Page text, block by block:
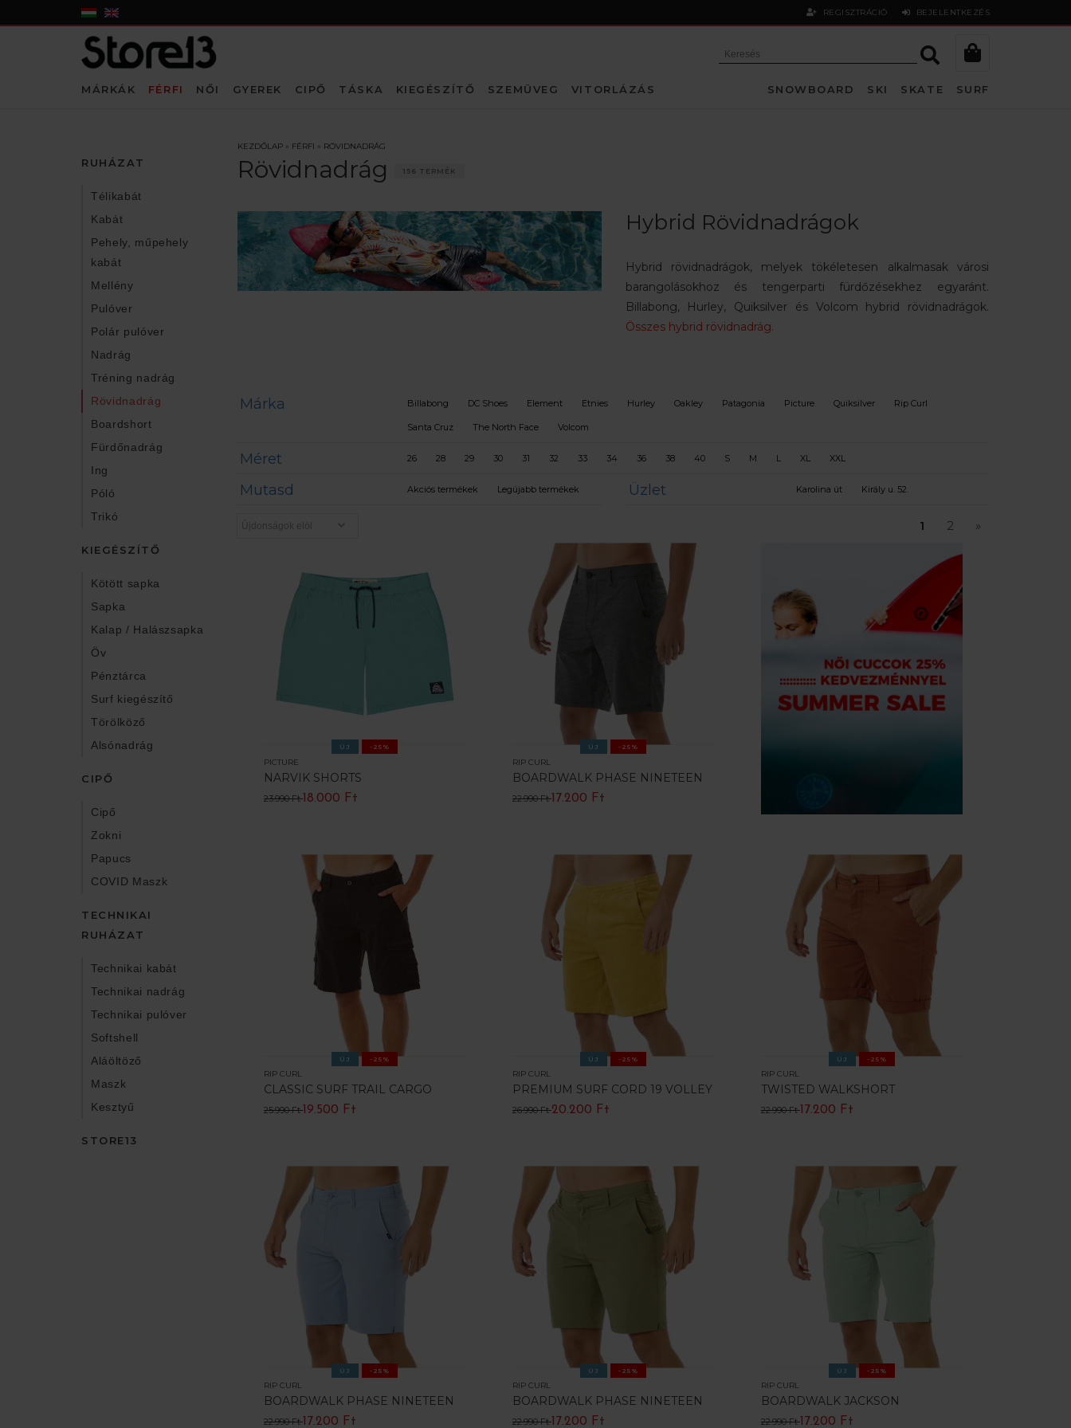
REGISZTRÁCIÓ BEJELENTKEZÉS
MÁRKÁK FÉRFI NŐI GYEREK CIPŐ TÁSKA KIEGÉSZÍTŐ SZEMÜVEG VITORLÁZÁS SNOWBOARD SKI SKATE SURF
RUHÁZAT
Télikabát
Kabát
Pehely, műpehely
kabát
Mellény
Pulóver
Polár pulóver
Nadrág
Tréning nadrág
Rövidnadrág
Boardshort
Fürdőnadrág
Ing
Póló
Trikó
KIEGÉSZÍTŐ
Kötött sapka
Sapka
Kalap / Halászsapka
Öv
Pénztárca
Surf kiegészítő
Törölköző
Alsónadrág
CIPŐ
Cipő
Zokni
Papucs
COVID Maszk
TECHNIKAI
RUHÁZAT
Technikai kabát
Technikai nadrág
Technikai pulóver
Softshell
Aláöltöző
Maszk
Kesztyű
STORE13
KEZDŐLAP » FÉRFI » RÖVIDNADRÁG
Rövidnadrág 156 TERMÉK
Hybrid Rövidnadrágok
Hybrid rövidnadrágok, melyek tökéletesen alkalmasak városi
barangolásokhoz és tengerparti fürdőzésekhez egyaránt.
Billabong, Hurley, Quiksilver és Volcom hybrid rövidnadrágok.
Összes hybrid rövidnadrág.
Márka Billabong DC Shoes Element Etnies Hurley Oakley Patagonia Picture Quiksilver Rip Curl
Santa Cruz The North Face Volcom
Méret 26 28 29 30 31 32 33 34 36 38 40 S M L XL XXL
Mutasd Akciós termékek Legújabb termékek Üzlet Karolina út Király u. 52.
1 2 »
ÚJ -25%
PICTURE
NARVIK SHORTS
23.990 Ft 18.000 Ft
ÚJ -25%
RIP CURL
BOARDWALK PHASE NINETEEN
22.990 Ft17.200 Ft
ÚJ -25%
RIP CURL
CLASSIC SURF TRAIL CARGO
25.990 Ft19.500 Ft
ÚJ -25%
RIP CURL
PREMIUM SURF CORD 19 VOLLEY
26.990 Ft20.200 Ft
ÚJ -25%
RIP CURL
TWISTED WALKSHORT
22.990 Ft17.200 Ft
ÚJ -25%
RIP CURL
BOARDWALK PHASE NINETEEN
22.990 Ft17.200 Ft
ÚJ -25%
RIP CURL
BOARDWALK PHASE NINETEEN
22.990 Ft17.200 Ft
ÚJ -25%
RIP CURL
BOARDWALK JACKSON
22.990 Ft17.200 Ft